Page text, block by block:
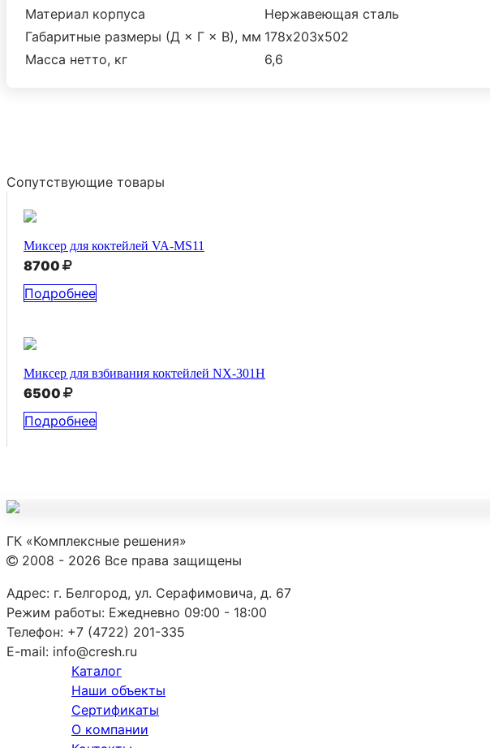
Материал корпуса
Нержавеющая сталь
Габаритные размеры (Д × Г × В), мм 178х203х502
Масса нетто, кг
6,6
Сопутствующие товары
Миксер для коктейлей VA-MS11
8700
Подробнее
Миксер для взбивания коктейлей NX-301H
6500
Подробнее
ГК «Комплексные решения»
2008 - 2026 Все права защищены
Адрес: г. Белгород, ул. Серафимовича, д. 67
Режим работы: Ежедневно 09:00 - 18:00
Телефон: +7 (4722) 201-335
E-mail: info@cresh.ru
Каталог
Наши объекты
Сертификаты
О компании